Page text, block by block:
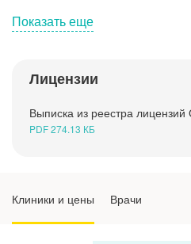
Как сдать и что
крови
Показать еще
Лицензии
Выписка из реестра
PDF 274.13 КБ
Клиники и цены Врачи